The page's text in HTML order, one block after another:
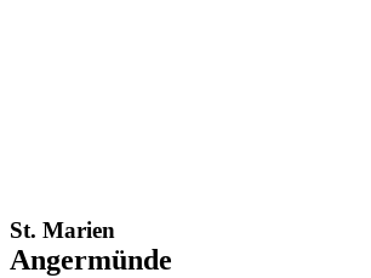
St. Marien
Angermünde